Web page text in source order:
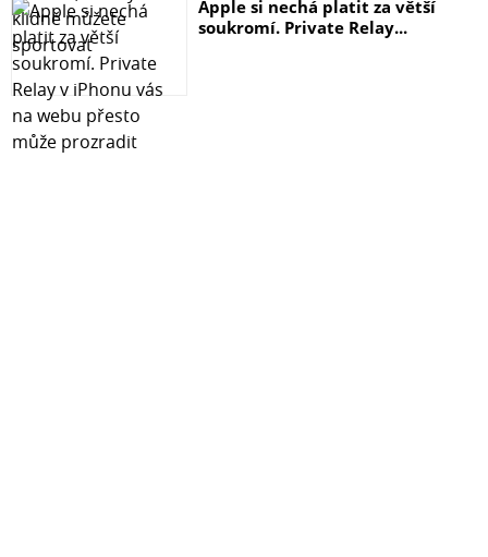
Apple si nechá platit za větší
soukromí. Private Relay...